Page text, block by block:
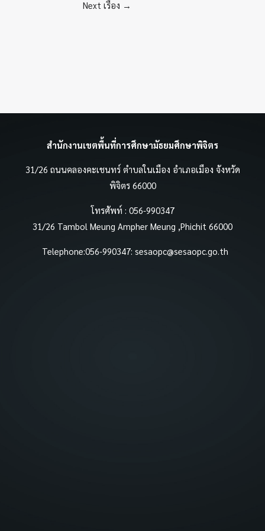
Next เรื่อง →
สำนักงานเขตพื้นที่การศึกษามัธยมศึกษาพิจิตร
31/26 ถนนคลองคะเชนทร์ ตำบลในเมือง อำเภอเมือง จังหวัด
พิจิตร 66000
โทรศัพท์ : 056-990347
31/26 Tambol Meung Ampher Meung ,Phichit 66000
Telephone:056-990347: sesaopc@sesaopc.go.th